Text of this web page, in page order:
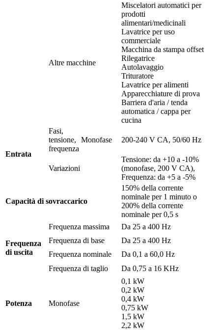
Altre macchine
Miscelatori automatici per
prodotti
alimentari/medicinali
Lavatrice per uso
commerciale
Macchina da stampa offset
Rilegatrice
Autolavaggio
Trituratore
Lavatrice per alimenti
Apparecchiature di prova
Barriera d'aria / tenda
automatica / cappa per
cucina
Entrata
Fasi,
tensione,
frequenza
Monofase 200-240 V CA, 50/60 Hz
Variazioni
Tensione: da +10 a -10%
(monofase, 200 V CA),
Frequenza: da +5 a -5%
Capacità di sovraccarico
150% della corrente
nominale per 1 minuto o
200% della corrente
nominale per 0,5 s
Frequenza
di uscita
Frequenza massima
Da 25 a 400 Hz
Frequenza di base
Da 25 a 400 Hz
Frequenza nominale
Da 0,1 a 60,0 Hz
Frequenza di taglio
Da 0,75 a 16 KHz
Potenza Monofase
0,1 kW
0,2 kW
0,4 kW
0,75 kW
1,5 kW
2,2 kW